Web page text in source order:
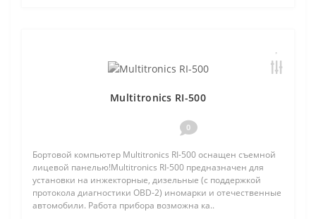
Multitronics RI-500
0
Бортовой компьютер Multitronics RI-500 оснащен съемной
лицевой панелью!Multitronics RI-500 предназначен для
установки на инжекторные, дизельные (с поддержкой
протокола диагностики OBD-2) иномарки и отечественные
автомобили. Работа прибора возможна ка..